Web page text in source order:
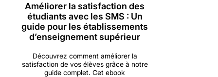
Améliorer la satisfaction des
étudiants avec les SMS : Un
guide pour les établissements
d’enseignement supérieur
Découvrez comment améliorer la
satisfaction de vos élèves grâce à notre
guide complet. Cet ebook